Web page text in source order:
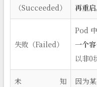
（Succeeded）
再重启
失败（Failed）
Pod
一个
以非0
未知
因为